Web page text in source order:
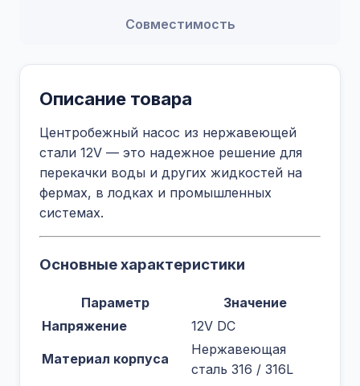
Совместимость
Описание товара
Центробежный насос из нержавеющей
стали 12V — это надежное решение для
перекачки воды и других жидкостей на
фермах, в лодках и промышленных
системах.
Основные характеристики
Параметр
Значение
Напряжение
12V DC
Материал корпуса
Нержавеющая
сталь 316 / 316L